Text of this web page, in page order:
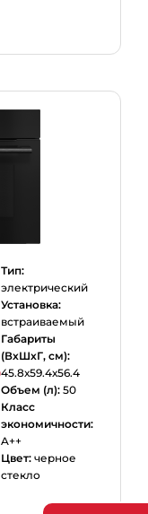
Тип:
электрический
Установка:
встраиваемый
Габариты
(ВхШхГ, см):
45.8х59.4х56.4
Объем (л):50
Класс
экономичности:
A++
Цвет:черное
стекло